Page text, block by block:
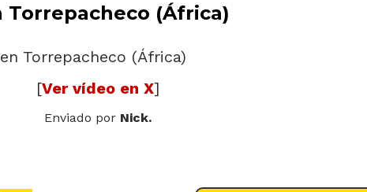
(África)
[Ver vídeo en X]
Enviado por Nick.